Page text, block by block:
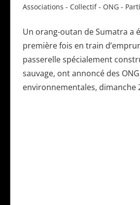
Associations - Collectif - ONG -
Un orang-outan de Sumatra a
première fois en train
passerelle spécialement
sauvage, ont annoncé des ONG
environnementales, dimanche